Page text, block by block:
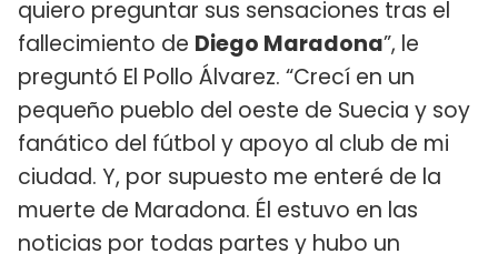
quiero preguntar sus sensaciones tras el
fallecimiento de Diego Maradona”, le
preguntó El Pollo Álvarez. “Crecí en un
pequeño pueblo del oeste de Suecia y soy
fanático del fútbol y apoyo al club de mi
ciudad. Y, por supuesto me enteré de la
muerte de Maradona. Él estuvo en las
noticias por todas partes y hubo un